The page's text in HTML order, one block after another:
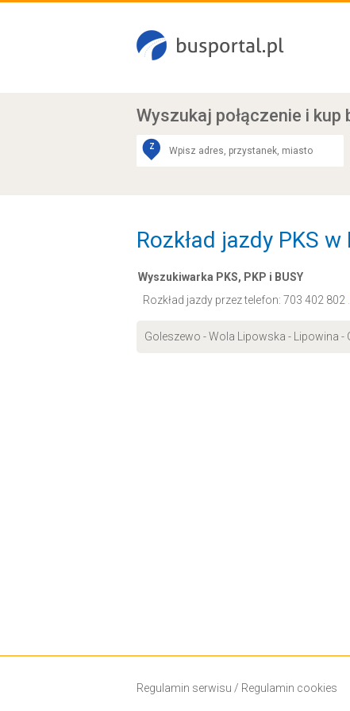
Wyszukaj połączenie i kup
Z
Rozkład jazdy PKS
Wyszukiwarka PKS, PKP i BUSY
Rozkład jazdy przez telefon: 703 402 802
Goleszewo - Wola Lipowska - Lipowina
Regulamin serwisu / Regulamin cookies